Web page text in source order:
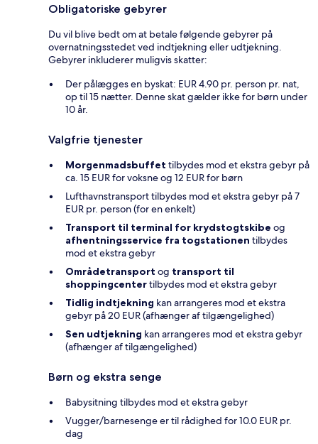
Obligatoriske gebyrer
Du vil blive bedt om at betale følgende gebyrer på
overnatningsstedet ved indtjekning eller udtjekning.
Gebyrer inkluderer muligvis skatter:
Der pålægges en byskat: EUR 4.90 pr. person pr. nat,
op til 15 nætter. Denne skat gælder ikke for børn under
10 år.
Valgfrie tjenester
Morgenmadsbuffet tilbydes mod et ekstra gebyr på
ca. 15 EUR for voksne og 12 EUR for børn
Lufthavnstransport tilbydes mod et ekstra gebyr på 7
EUR pr. person (for en enkelt)
Transport til terminal for krydstogtskibe og
afhentningsservice fra togstationen tilbydes
mod et ekstra gebyr
Områdetransport og transport til
shoppingcentertilbydes mod et ekstra gebyr
Tidlig indtjekning kan arrangeres mod et ekstra
gebyr på 20 EUR (afhænger af tilgængelighed)
Sen udtjekning kan arrangeres mod et ekstra gebyr
(afhænger af tilgængelighed)
Børn og ekstra senge
Babysitning tilbydes mod et ekstra gebyr
Vugger/barnesenge er til rådighed for 10.0 EUR pr.
dag